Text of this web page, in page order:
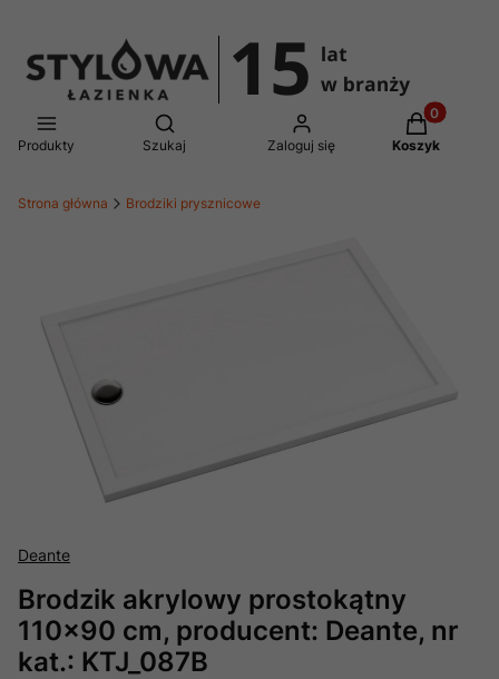
Produkty
Otwórz wyszukiwarkę
Szukaj Zaloguj się
Produkty
Koszyk
Strona główna Brodziki prysznicowe
Deante
Brodzik akrylowy prostokątny
110x90 cm, producent: Deante, nr
kat.: KTJ_087B